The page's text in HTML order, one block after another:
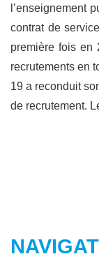
l’enseignement
contrat de
première fois en
recrutements en
19 a reconduit
de recrutement.